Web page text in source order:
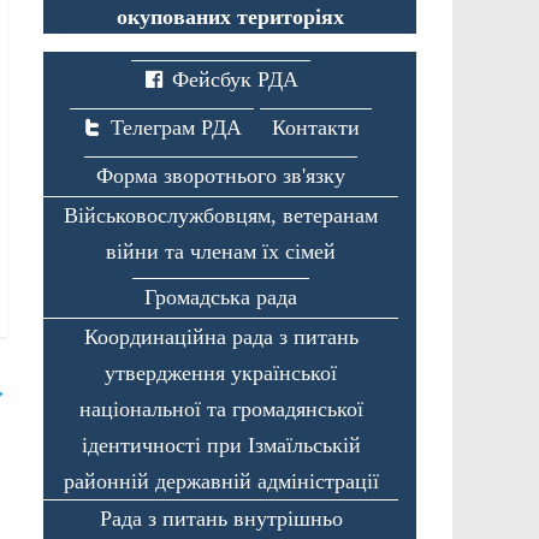
окупованих територіях
Фейсбук РДА
Телеграм РДА
Контакти
Форма зворотнього зв'язку
Військовослужбовцям, ветеранам
війни та членам їх сімей
Громадська рада
Координаційна рада з питань
утвердження української
національної та громадянської
ідентичності при Ізмаїльській
районній державній адміністрації
Рада з питань внутрішньо